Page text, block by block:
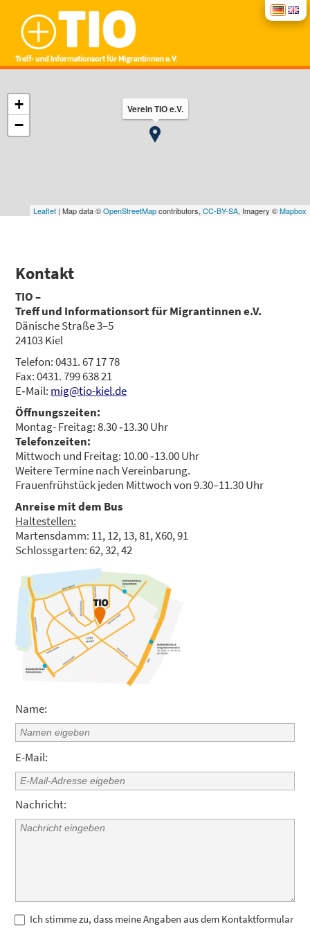
NEWS
KUR­SE
Verein TIO e.V.
+
−
Leaflet | Map data ©OpenStreetMapcontributors, CC-BY-SA, Imagery ©Mapbox
Kon­takt
TIO –
Treff und Infor­ma­ti­ons­ort für Migran­tin­nen e.V.
Däni­sche Stra­ße 3–5
24103 Kiel
Tele­fon: 0431. 67 17 78
Fax: 0431. 799 638 21
E‑Mail: mig@tio-kiel.de
Öff­nungs­zei­ten:
Mon­tag- Frei­tag: 8.30 ‑13.30 Uhr
Tele­fon­zei­ten:
Mitt­woch und Frei­tag: 10.00 ‑13.00 Uhr
Wei­te­re Ter­mi­ne nach Ver­ein­ba­rung.
Frau­en­früh­stück jeden Mitt­woch von 9.30–11.30 Uhr
Anrei­se mit dem Bus
Hal­te­stel­len:
Mar­ten­sdamm: 11, 12, 13, 81, X60, 91
Schloss­gar­ten: 62, 32, 42
Name:
Bitte
lasse
dieses
Feld
leer.
E-Mail:
Nachricht:
Ich stimme zu, dass meine Angaben aus dem Kontaktformular